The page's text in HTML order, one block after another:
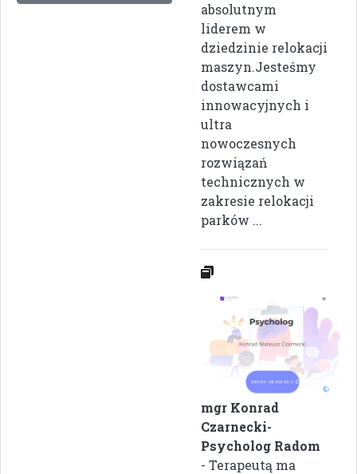
absolutnym
liderem w
dziedzinie relokacji
maszyn.Jesteśmy
dostawcami
innowacyjnych i
ultra
nowoczesnych
rozwiązań
technicznych w
zakresie relokacji
parków ...
mgr Konrad
Czarnecki-
Psycholog Radom
- Terapeutą ma